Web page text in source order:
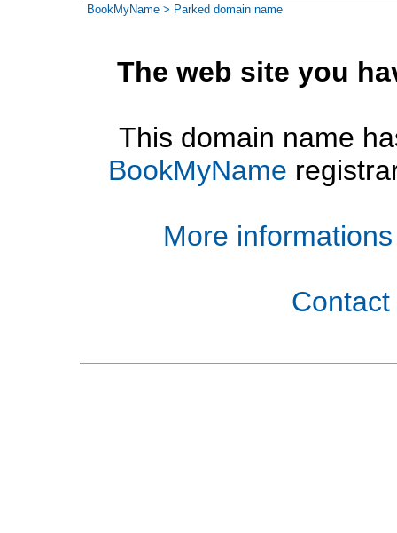
BookMyName > Parked domain name
The web site you
This domain name
BookMyName
More